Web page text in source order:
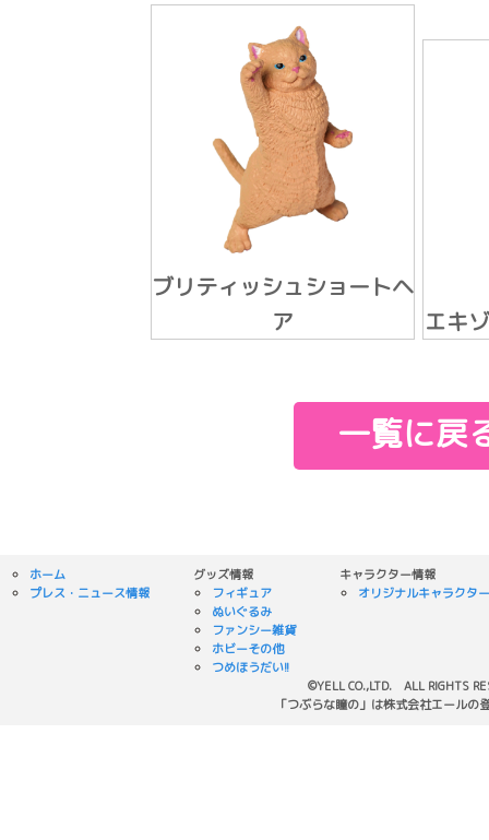
ブリティッシュショートヘ
ア
エキ
一覧に戻
ホーム
プレス・ニュース情報
グッズ情報
フィギュア
ぬいぐるみ
ファンシー雑貨
ホビーその他
つめほうだい!!
キャラクター情報
オリジナルキャラクター
©YELL CO.,LTD. ALL RIGHTS
「つぶらな瞳の」は株式会社エールの